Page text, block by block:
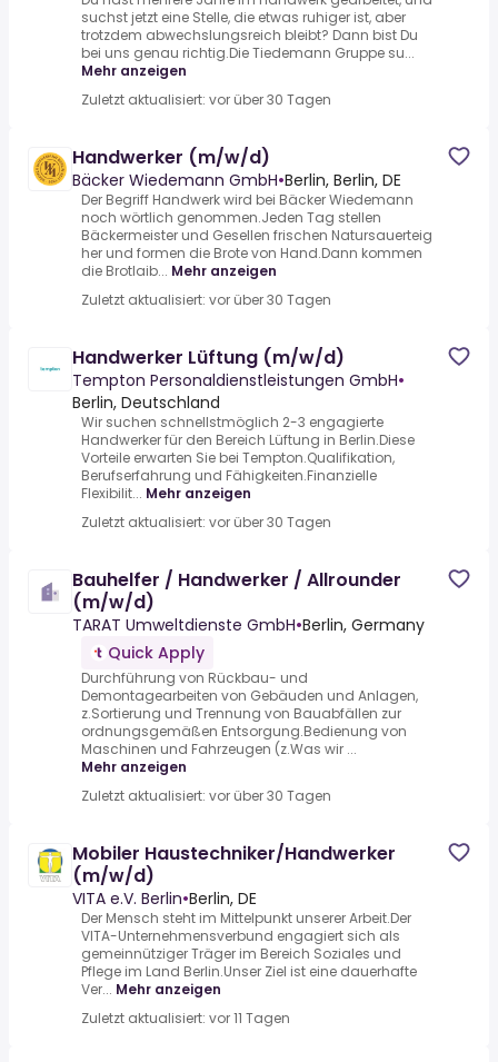
suchst jetzt eine Stelle, die etwas ruhiger ist, aber
trotzdem abwechslungsreich bleibt? Dann bist Du
bei uns genau richtig.Die Tiedemann Gruppe su...
Mehr anzeigen
Zuletzt aktualisiert: vor über 30 Tagen
Handwerker (m/w/d)
Bäcker Wiedemann GmbH•Berlin, Berlin, DE
Der Begriff Handwerk wird bei Bäcker Wiedemann
noch wörtlich genommen.Jeden Tag stellen
Bäckermeister und Gesellen frischen Natursauerteig
her und formen die Brote von Hand.Dann kommen
die Brotlaib... Mehr anzeigen
Zuletzt aktualisiert: vor über 30 Tagen
Handwerker Lüftung (m/w/d)
Tempton Personaldienstleistungen GmbH•
Berlin, Deutschland
Wir suchen schnellstmöglich 2-3 engagierte
Handwerker für den Bereich Lüftung in Berlin.Diese
Vorteile erwarten Sie bei Tempton.Qualifikation,
Berufserfahrung und Fähigkeiten.Finanzielle
Flexibilit... Mehr anzeigen
Zuletzt aktualisiert: vor über 30 Tagen
Bauhelfer / Handwerker / Allrounder
(m/w/d)
TARAT Umweltdienste GmbH•Berlin, Germany
Quick Apply
Durchführung von Rückbau- und
Demontagearbeiten von Gebäuden und Anlagen,
z.Sortierung und Trennung von Bauabfällen zur
ordnungsgemäßen Entsorgung.Bedienung von
Maschinen und Fahrzeugen (z.Was wir ...
Mehr anzeigen
Zuletzt aktualisiert: vor über 30 Tagen
Mobiler Haustechniker/Handwerker
(m/w/d)
VITA e.V. Berlin•Berlin, DE
Der Mensch steht im Mittelpunkt unserer Arbeit.Der
VITA-Unternehmensverbund engagiert sich als
gemeinnütziger Träger im Bereich Soziales und
Pflege im Land Berlin.Unser Ziel ist eine dauerhafte
Ver... Mehr anzeigen
Zuletzt aktualisiert: vor 11 Tagen